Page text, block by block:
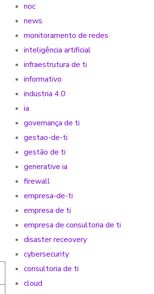
noc
news
monitoramento de redes
inteligência artificial
infraestrutura de ti
informativo
industria 4.0
ia
governança de ti
gestao-de-ti
gestão de ti
generative ia
firewall
empresa-de-ti
empresa de ti
empresa de consultoria de ti
disaster receovery
cybersecurity
consultoria de ti
cloud